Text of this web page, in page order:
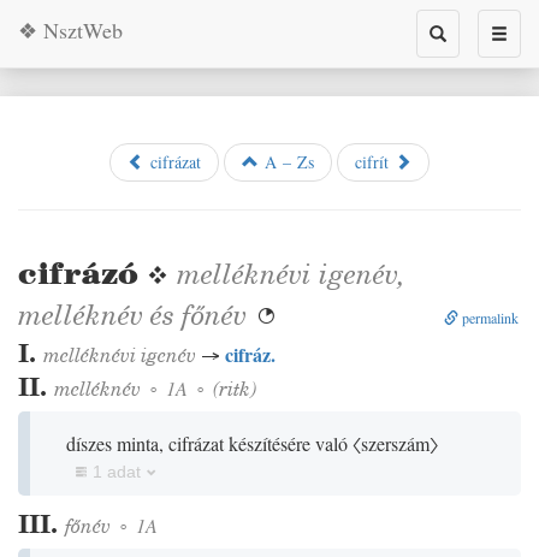
Toggle
search
❖ NsztWeb
cifrázat A – Zs cifrít
cifrázó ❖ melléknévi igenév,
melléknév és főnév  permalink
I. melléknévi igenév → cifráz.
II. melléknév ◦ 1A ◦ (ritk)
díszes minta, cifrázat készítésére való〈szerszám〉
1 adat
III. főnév ◦ 1A